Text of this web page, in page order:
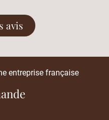
avis
entreprise française